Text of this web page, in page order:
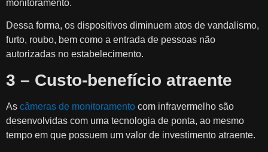
monitoramento.
Dessa forma, os dispositivos diminuem atos de vandalismo,
furto, roubo, bem como a entrada de pessoas não
autorizadas no estabelecimento.
3 – Custo-benefício atraente
As câmeras de monitoramento com infravermelho são
desenvolvidas com uma tecnologia de ponta, ao mesmo
tempo em que possuem um valor de investimento atraente.